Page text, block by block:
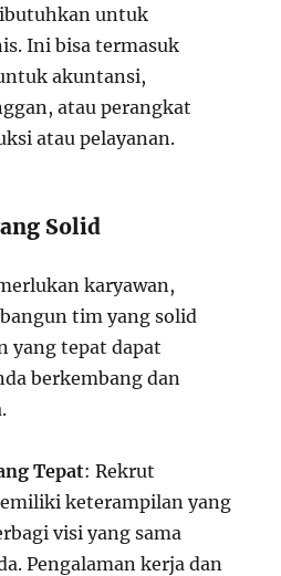
untuk
Ini bisa termasuk
akuntansi,
atau perangkat
atau pelayanan.
Solid
karyawan,
tim yang solid
yang tepat dapat
berkembang dan
Tepat: Rekrut
keterampilan yang
visi yang sama
Pengalaman kerja dan